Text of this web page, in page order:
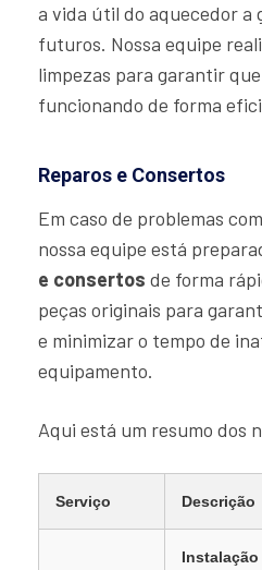
a vida útil do aquecedor a
futuros. Nossa equipe
limpezas para garantir
funcionando de forma
Reparos e Consertos
Em caso de problemas
nossa equipe está
e consertos de forma
peças originais para
e minimizar o tempo de
equipamento.
Aqui está um resumo dos
Serviço Descrição
Instalação